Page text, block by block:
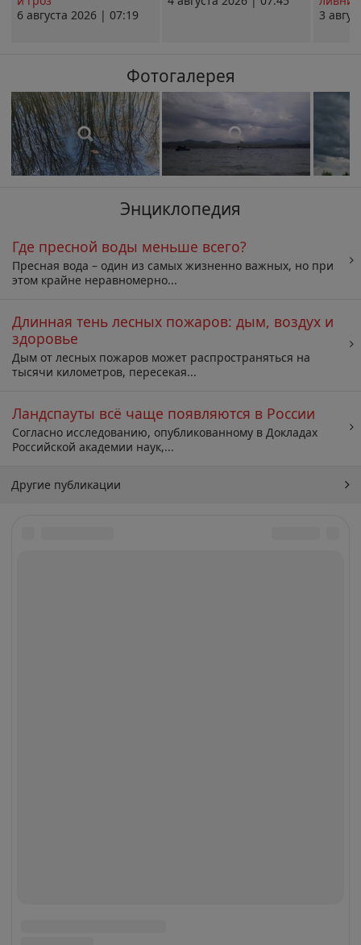
6 августа 2026 | 07:19
3
Фотогалерея
Энциклопедия
Где пресной воды меньше всего?
Пресная вода – один из самых жизненно важных, но при
этом крайне неравномерно...
Длинная тень лесных пожаров: дым, воздух и
здоровье
Дым от лесных пожаров может распространяться на
тысячи километров, пересекая...
Ландспауты всё чаще появляются в России
Согласно исследованию, опубликованному в Докладах
Российской академии наук,...
Другие публикации